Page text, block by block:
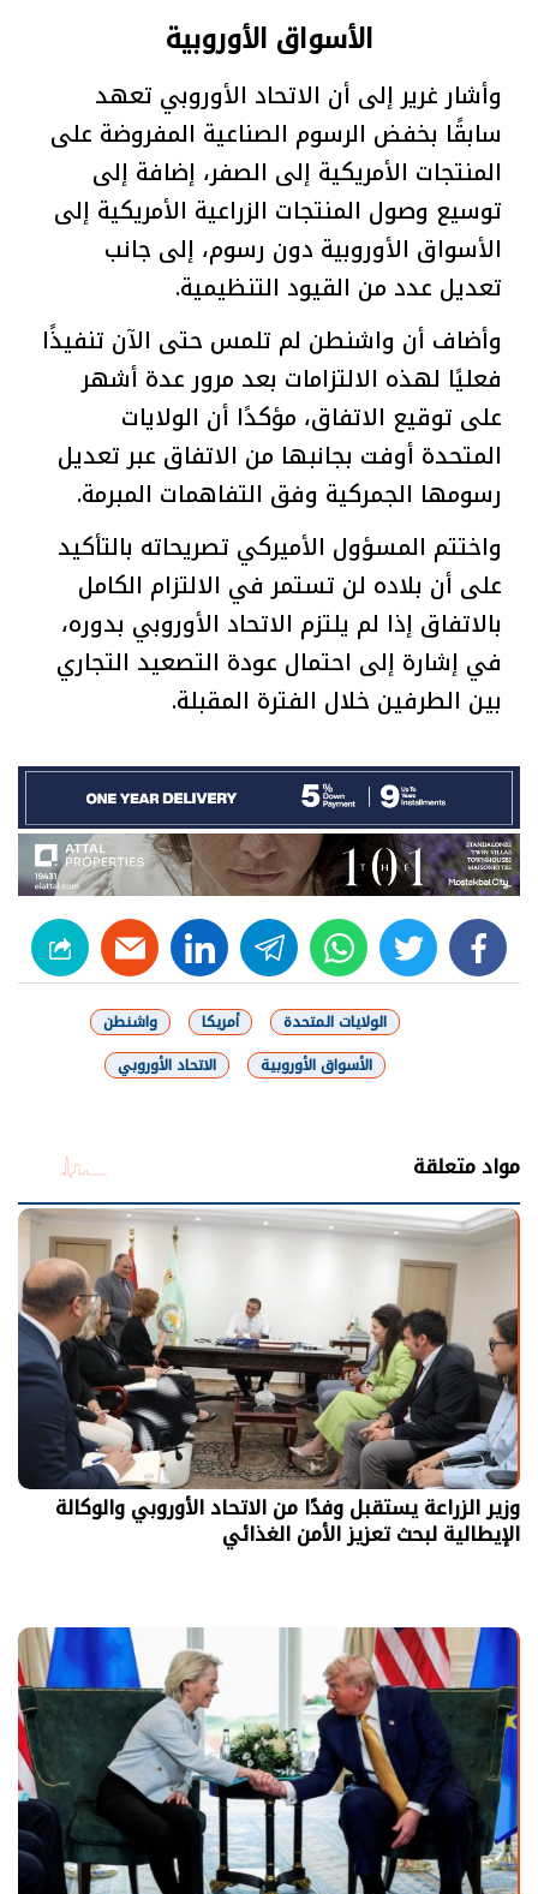
الأسواق الأوروبية
وأشار غرير إلى أن الاتحاد الأوروبي تعهد
سابقًا بخفض الرسوم الصناعية المفروضة على
المنتجات الأمريكية إلى الصفر، إضافة إلى
توسيع وصول المنتجات الزراعية الأمريكية إلى
الأسواق الأوروبية دون رسوم، إلى جانب
تعديل عدد من القيود التنظيمية.
وأضاف أن واشنطن لم تلمس حتى الآن تنفيذًا
فعليًا لهذه الالتزامات بعد مرور عدة أشهر
على توقيع الاتفاق، مؤكدًا أن الولايات
المتحدة أوفت بجانبها من الاتفاق عبر تعديل
رسومها الجمركية وفق التفاهمات المبرمة.
واختتم المسؤول الأميركي تصريحاته بالتأكيد
على أن بلاده لن تستمر في الالتزام الكامل
بالاتفاق إذا لم يلتزم الاتحاد الأوروبي بدوره،
في إشارة إلى احتمال عودة التصعيد التجاري
بين الطرفين خلال الفترة المقبلة.
facebook
twitter
whats
telegram
linkedin
الولايات المتحدة أمريكا
واشنطن
الأسواق الأوروبية
الاتحاد الأوروبي
مواد متعلقة
وزير الزراعة يستقبل وفدًا من الاتحاد الأوروبي والوكالة
الإيطالية لبحث تعزيز الأمن الغذائي